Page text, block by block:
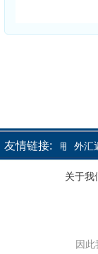
友情链接:
外汇返佣 外汇
关于我
因